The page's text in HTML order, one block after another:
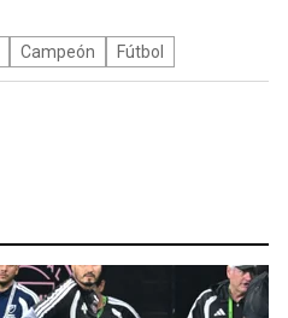
Campeón Fútbol